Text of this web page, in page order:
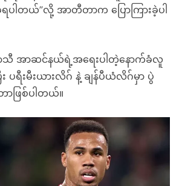
တယ်”လို့ အာတီတာက ပြောကြားခဲ့ပါ
သီ အာဆင်နယ်ရဲ့အရေးပါတဲ့နောက်ခံလူ
း ပရီးမီးယားလိဂ် နဲ့ ချန်ပီယံလိဂ်မှာ ပွဲ
ာဖြစ်ပါတယ်။